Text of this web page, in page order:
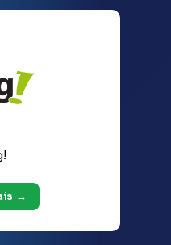
→